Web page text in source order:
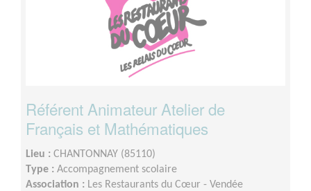
Référent Animateur Atelier de
Français et Mathématiques
Lieu : CHANTONNAY (85110)
Type : Accompagnement scolaire
Association : Les Restaurants du Cœur - Vendée